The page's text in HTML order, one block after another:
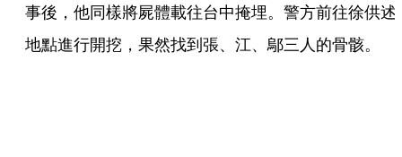
事後，他同樣將屍體載往台中掩埋。警方前往徐供述
地點進行開挖，果然找到張、江、鄔三人的骨骸。